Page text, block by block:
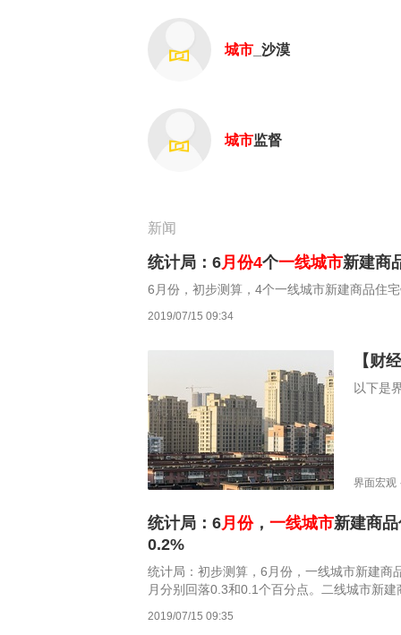
城市 _沙漠
城市监督
新闻
统计局：6月份4个一线城市新建商
6月份，初步测算，4个一线城市新建商品住
2019/07/15 09:34
【财
以下是
界面宏观
统计局：6月份， 一线城市新建商
0.2%
统计局：初步测算，6月份，一线城市新建商
月分别回落0.3和0.1个百分点。二线城市新
2019/07/15 09:35